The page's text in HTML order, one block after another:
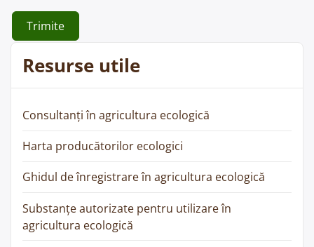
Resurse utile
Consultanți în agricultura ecologică
Harta producătorilor ecologici
Ghidul de înregistrare în agricultura ecologică
Substanțe autorizate pentru utilizare în
agricultura ecologică